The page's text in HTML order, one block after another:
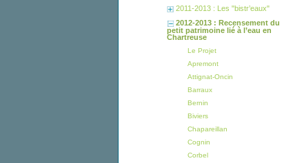
2011-2013 : Les "bistr’eaux"
2012-2013 : Recensement du
petit patrimoine lié à l’eau en
Chartreuse
Le Projet
Apremont
Attignat-Oncin
Barraux
Bernin
Biviers
Chapareillan
Cognin
Corbel